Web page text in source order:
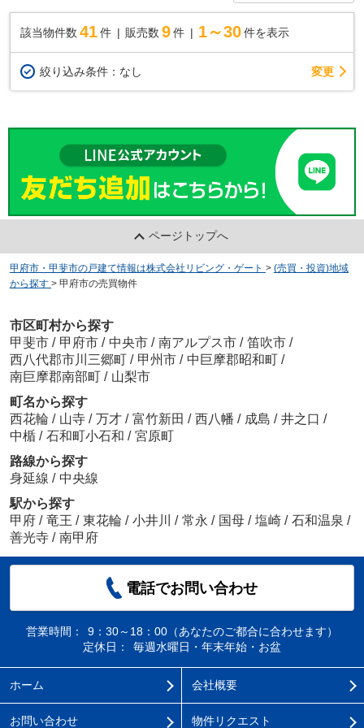
該当物件数 41件 販売数 9 件 1～30 件を表示
絞り込み条件： なし 変更
ページトップへ
甲府市・甲斐市の戸建て情報は株式会社リビング・ゲート > (売買・投資)地域
から探す > 甲府市の売買物件
市区町村から探す
甲斐市 / 甲府市 / 中央市 / 南アルプス市 / 笛吹市 /
西八代郡市川三郷町 / 甲州市 / 中巨摩郡昭和町 /
南巨摩郡南部町 / 山梨市
町名から探す
西花輪 / 山寺 / 万才 / 富竹新田 / 西八幡 / 成島 / 井之口 /
中楯 / 石和町小石和 / 宮原町
路線から探す
身延線 / 中央線
駅から探す
甲府 / 竜王 / 東花輪 / 小井川 / 常永 / 国母 / 塩崎 / 石和温泉 /
善光寺 / 南甲府
電話でお問い合わせ
営業時間：
9：30～18：00（あなたのご都合に合わせます）
定休日：
毎週水曜日・年末年始・お盆
ホーム 会社概要
お問い合わせ 物件リクエスト